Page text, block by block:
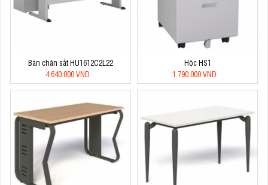
Bàn chân sắt HU1612C2L22
4.640.000 VNĐ
Hộc HS1
1.790.000 VNĐ